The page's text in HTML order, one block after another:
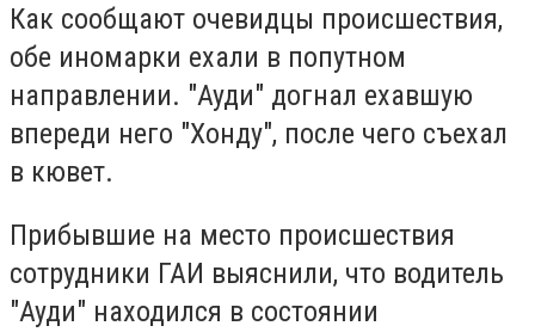
Как сообщают очевидцы происшествия,
обе иномарки ехали в попутном
направлении. "Ауди" догнал ехавшую
впереди него "Хонду", после чего съехал
в кювет.
Прибывшие на место происшествия
сотрудники ГАИ выяснили, что водитель
"Ауди" находился в состоянии